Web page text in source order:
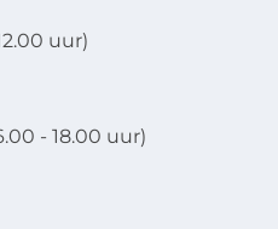
uur)
- 18.00 uur)